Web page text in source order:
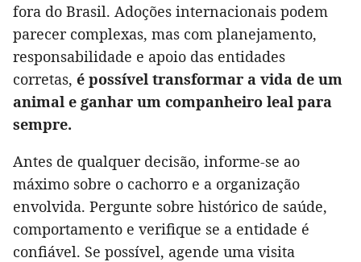
fora do Brasil. Adoções internacionais podem
parecer complexas, mas com planejamento,
responsabilidade e apoio das entidades
corretas, é possível transformar a vida de um
animal e ganhar um companheiro leal para
sempre.
Antes de qualquer decisão, informe-se ao
máximo sobre o cachorro e a organização
envolvida. Pergunte sobre histórico de saúde,
comportamento e verifique se a entidade é
confiável. Se possível, agende uma visita